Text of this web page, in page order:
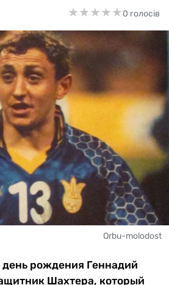
★★★★★
★★★★★0 голосів
Orbu-molodost
день рождения Геннадий
Шахтера, который